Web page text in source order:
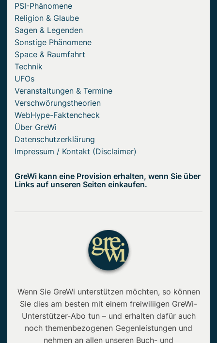
PSI-Phänomene
Religion & Glaube
Sagen & Legenden
Sonstige Phänomene
Space & Raumfahrt
Technik
UFOs
Veranstaltungen & Termine
Verschwörungstheorien
WebHype-Faktencheck
Über GreWi
Datenschutzerklärung
Impressum / Kontakt (Disclaimer)
GreWi kann eine Provision erhalten, wenn Sie über
Links auf unseren Seiten einkaufen.
Wenn Sie GreWi unterstützen möchten, so können
Sie dies am besten mit einem freiwiliigen GreWi-
Unterstützer-Abo tun – und erhalten dafür auch
noch themenbezogenen Gegenleistungen und
nehmen an allen unseren Buch- und